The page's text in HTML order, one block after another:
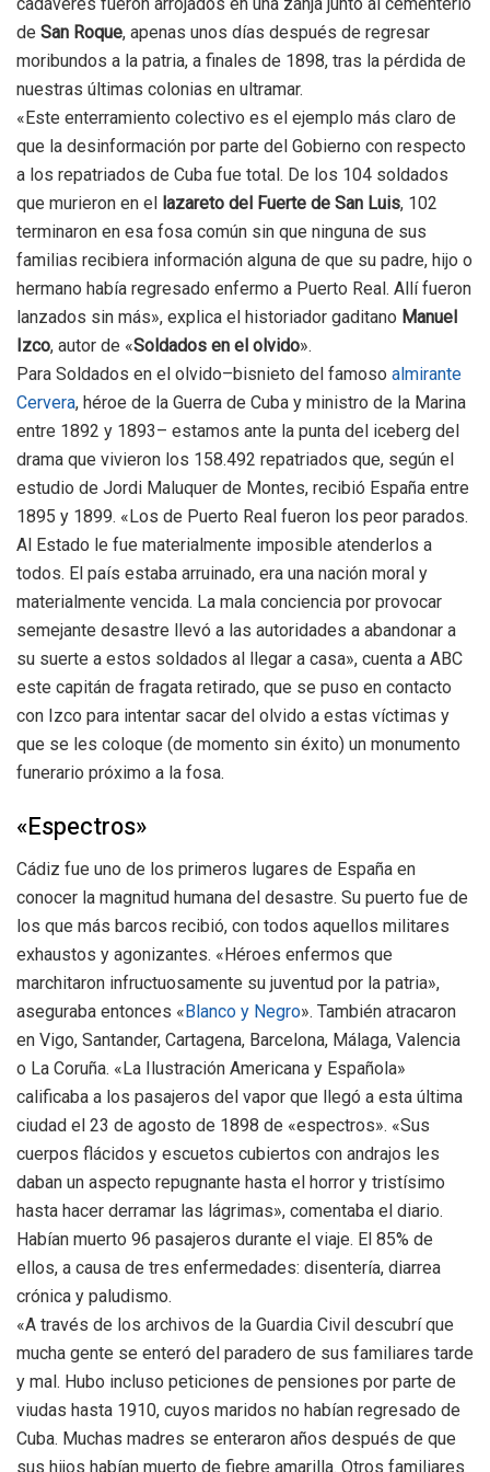
de San Roque, apenas unos días después de regresar
moribundos a la patria, a finales de 1898, tras la pérdida de
nuestras últimas colonias en ultramar.
«Este enterramiento colectivo es el ejemplo más claro de
que la desinformación por parte del Gobierno con respecto
a los repatriados de Cuba fue total. De los 104 soldados
que murieron en el lazareto del Fuerte de San Luis, 102
terminaron en esa fosa común sin que ninguna de sus
familias recibiera información alguna de que su padre, hijo o
hermano había regresado enfermo a Puerto Real. Allí fueron
lanzados sin más», explica el historiador gaditano Manuel
Izco, autor de «Soldados en el olvido».
Para Soldados en el olvido–bisnieto del famoso almirante
Cervera, héroe de la Guerra de Cuba y ministro de la Marina
entre 1892 y 1893– estamos ante la punta del iceberg del
drama que vivieron los 158.492 repatriados que, según el
estudio de Jordi Maluquer de Montes, recibió España entre
1895 y 1899. «Los de Puerto Real fueron los peor parados.
Al Estado le fue materialmente imposible atenderlos a
todos. El país estaba arruinado, era una nación moral y
materialmente vencida. La mala conciencia por provocar
semejante desastre llevó a las autoridades a abandonar a
su suerte a estos soldados al llegar a casa», cuenta a ABC
este capitán de fragata retirado, que se puso en contacto
con Izco para intentar sacar del olvido a estas víctimas y
que se les coloque (de momento sin éxito) un monumento
funerario próximo a la fosa.
«Espectros»
Cádiz fue uno de los primeros lugares de España en
conocer la magnitud humana del desastre. Su puerto fue de
los que más barcos recibió, con todos aquellos militares
exhaustos y agonizantes. «Héroes enfermos que
marchitaron infructuosamente su juventud por la patria»,
aseguraba entonces « Blanco y Negro». También atracaron
en Vigo, Santander, Cartagena, Barcelona, Málaga, Valencia
o La Coruña. «La Ilustración Americana y Española»
calificaba a los pasajeros del vapor que llegó a esta última
ciudad el 23 de agosto de 1898 de «espectros». «Sus
cuerpos flácidos y escuetos cubiertos con andrajos les
daban un aspecto repugnante hasta el horror y tristísimo
hasta hacer derramar las lágrimas», comentaba el diario.
Habían muerto 96 pasajeros durante el viaje. El 85% de
ellos, a causa de tres enfermedades: disentería, diarrea
crónica y paludismo.
«A través de los archivos de la Guardia Civil descubrí que
mucha gente se enteró del paradero de sus familiares tarde
y mal. Hubo incluso peticiones de pensiones por parte de
viudas hasta 1910, cuyos maridos no habían regresado de
Cuba. Muchas madres se enteraron años después de que
sus hijos habían muerto de fiebre amarilla. Otros familiares